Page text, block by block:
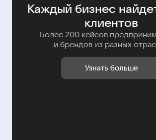
Каждый бизнес
клиентов
Более 200 кейсов
и брендов из разных
Узнать больше